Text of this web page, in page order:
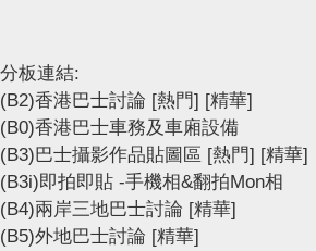
分板連結:
(B2)香港巴士討論 [熱門] [精華]
(B0)香港巴士車務及車廂設備
(B3)巴士攝影作品貼圖區 [熱門] [精華]
(B3i)即拍即貼 -手機相&翻拍Mon相
(B4)兩岸三地巴士討論 [精華]
(B5)外地巴士討論 [精華]